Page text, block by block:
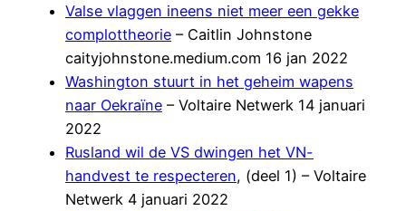
Valse vlaggen ineens niet meer een gekke
complottheorie – Caitlin Johnstone
caityjohnstone.medium.com 16 jan 2022
Washington stuurt in het geheim wapens
naar Oekraïne – Voltaire Netwerk 14 januari
2022
Rusland wil de VS dwingen het VN-
handvest te respecteren, (deel 1) – Voltaire
Netwerk 4 januari 2022